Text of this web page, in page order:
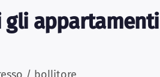
gli appartamenti